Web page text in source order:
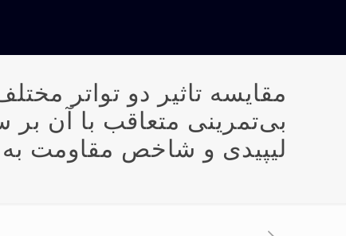
مقایسه تاثیر دو تواتر
بی‌تمرینی متعاقب با آن
لیپیدی و شاخص مقاومت به